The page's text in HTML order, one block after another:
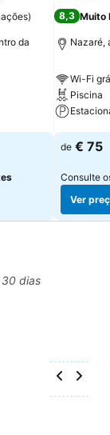
)
da
8,3 Muito
Nazaré,
Wi-Fi
Piscina
Ver preços
de € 75
Consulte
Ver
30 dias